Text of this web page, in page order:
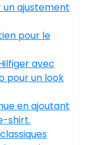
un ajustement
pour le
avec
pour un look
en ajoutant
shirt.